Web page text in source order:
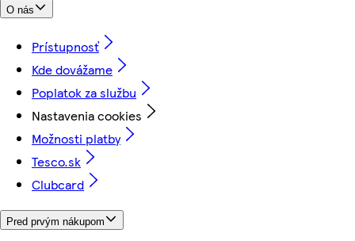
O nás
Prístupnosť
Kde dovážame
Poplatok za službu
Nastavenia cookies
Možnosti platby
Tesco.sk
Clubcard
Pred prvým nákupom